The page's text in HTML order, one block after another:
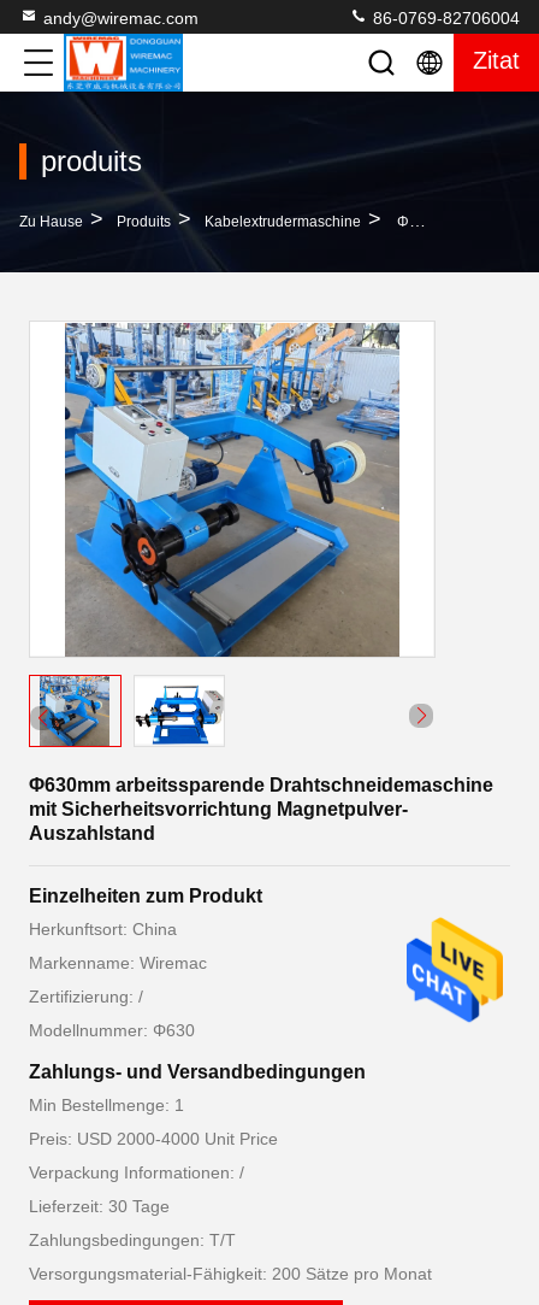
andy@wiremac.com 86-0769-82706004
Zitat
produits
Zu Hause > Produits > Kabelextrudermaschine > Φ630mm Arbeitssparende Drahtschneidemaschine Mit Sicherheitsvorrichtung Magnetpulver-Auszahlstand
Φ630mm arbeitssparende Drahtschneidemaschine
mit Sicherheitsvorrichtung Magnetpulver-
Auszahlstand
Einzelheiten zum Produkt
Herkunftsort: China
Markenname: Wiremac
Zertifizierung: /
Modellnummer: Φ630
Zahlungs- und Versandbedingungen
Min Bestellmenge: 1
Preis: USD 2000-4000 Unit Price
Verpackung Informationen: /
Lieferzeit: 30 Tage
Zahlungsbedingungen: T/T
Versorgungsmaterial-Fähigkeit: 200 Sätze pro Monat